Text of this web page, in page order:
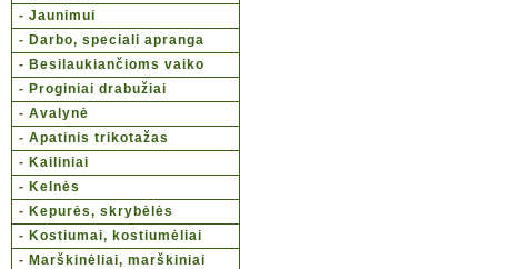
- Jaunimui
- Darbo, speciali apranga
- Besilaukiančioms vaiko
- Proginiai drabužiai
- Avalynė
- Apatinis trikotažas
- Kailiniai
- Kelnės
- Kepurės, skrybėlės
- Kostiumai, kostiumėliai
- Marškinėliai, marškiniai